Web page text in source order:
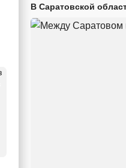
В Саратовской